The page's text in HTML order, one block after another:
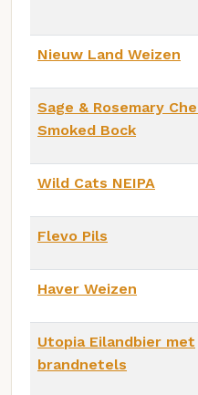
Nieuw Land Weizen
Sage & Rosemary
Smoked Bock
Wild Cats NEIPA
Flevo Pils
Haver Weizen
Utopia Eilandbier met
brandnetels